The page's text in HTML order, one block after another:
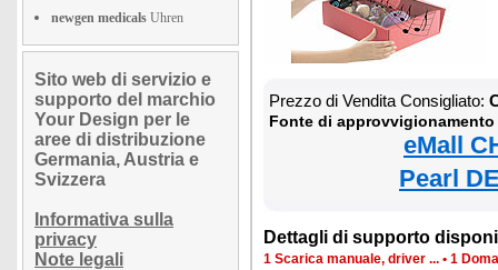
newgen medicals Uhren
Sito web di servizio e
supporto del marchio
Your Design per le
aree di distribuzione
Germania, Austria e
Svizzera
Informativa sulla
privacy
Note legali
Prezzo di Vendita Consigliato:
Fonte di approvvigionamento
eMall
Pearl
Dettagli di supporto
1 Scarica manuale, driver ... • 1